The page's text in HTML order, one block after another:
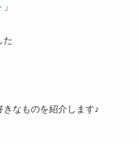
」
た
なものを紹介します♪